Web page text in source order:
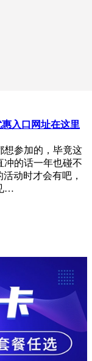
入口网址在这里
想参加的，毕竟这
冲的话一年也碰不
动时才会有吧，
…